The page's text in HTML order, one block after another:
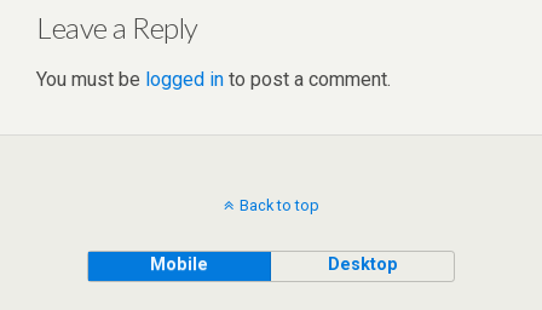
Leave a Reply
You must be logged in to post a comment.
Back to top
Mobile Desktop